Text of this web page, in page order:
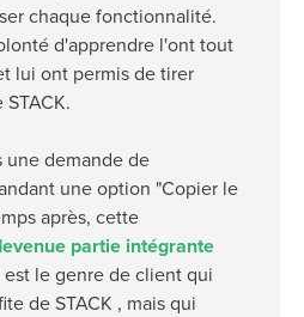
chaque fonctionnalité.
d'apprendre l'ont tout
lui ont permis de tirer
une demande de
une option "Copier le
après, cette
partie intégrante
est le genre de client qui
de STACK , mais qui